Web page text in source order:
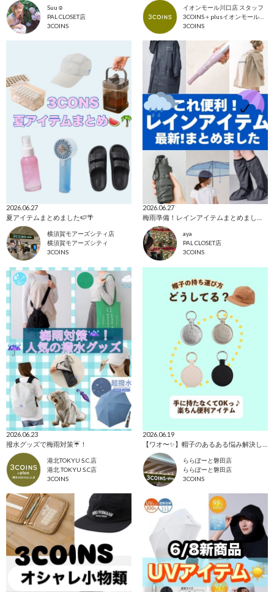
Suu☺︎
PAL CLOSET店
3COINS
イオンモール川口店 スタッフ
3COINS
2026.06.27
夏アイテムまとめました🍉🌴
横須賀モアーズシティ店
横須賀モアーズシティ
3COINS
2026.06.27
aya
PAL CLOSET店
3COINS
2026.06.23
撥水グッズで梅雨対策☔️！
港北TOKYU S.C.店
港北 TOKYU S.C店
3COINS
2026.06.19
ららぽーと磐田店
ららぽーと磐田店
3COINS